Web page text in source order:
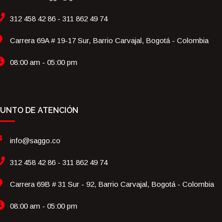
312 458 42 86 - 311 862 49 74
Carrera 69A # 19-17 Sur, Barrio Carvajal, Bogotá - Colombia
08:00 am - 05:00 pm
DE ATENCIÓN
info@saggo.co
312 458 42 86 - 311 862 49 74
Carrera 69B # 31 Sur - 92, Barrio Carvajal, Bogotá - Colombia
08:00 am - 05:00 pm